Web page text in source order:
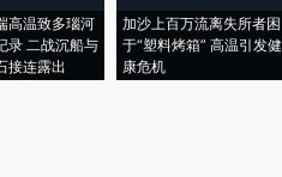
高温致多瑙河
录 二战沉船与
接连露出
加沙上百万流离失所者困
于“塑料烤箱” 高温引发健
康危机